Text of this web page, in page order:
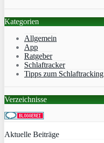
Kategorien
Allgemein
App
Ratgeber
Schlaftracker
Tipps zum Schlaftracking
Verzeichnisse
Aktuelle Beiträge